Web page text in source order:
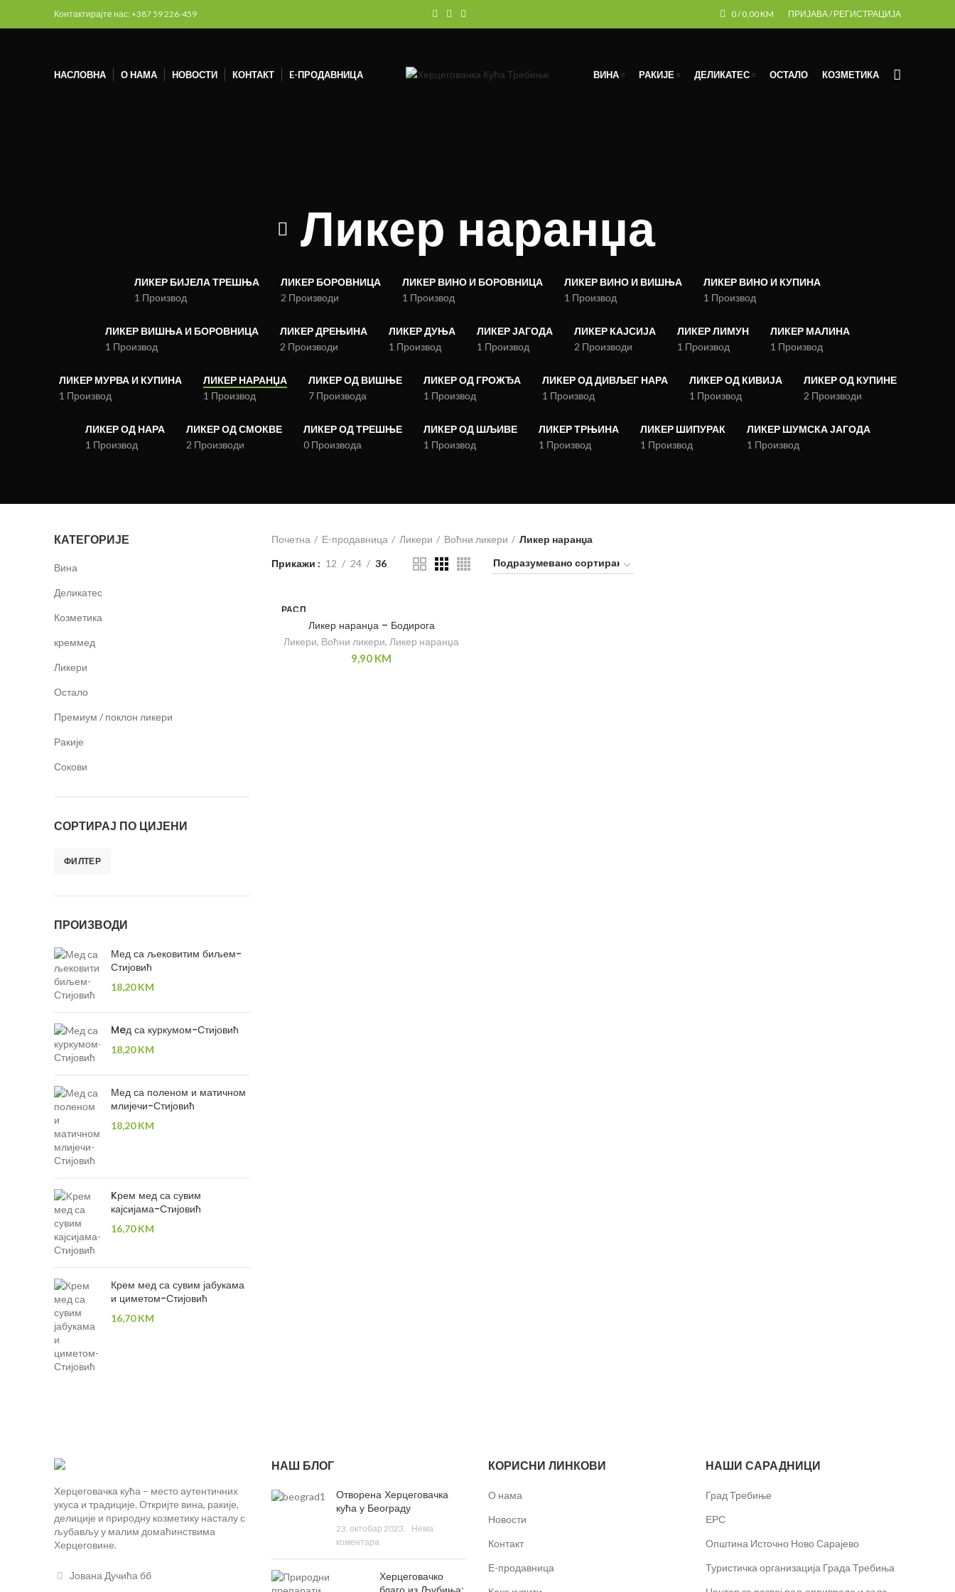
Контактирајте нас: +387 59 226-459 0/ 0,00KM ПРИЈАВА / РЕГИСТРАЦИЈА
НАСЛОВНА О НАМА НОВОСТИ КОНТАКТ E-ПРОДАВНИЦА ВИНА РАКИЈЕ ДЕЛИКАТЕС ОСТАЛО КОЗМЕТИКА
Ликер наранџа
ЛИКЕР БИЈЕЛА ТРЕШЊА
1 Производ
ЛИКЕР БОРОВНИЦА
2 Производи
ЛИКЕР ВИНО И БОРОВНИЦА
1 Производ
ЛИКЕР ВИНО И ВИШЊА
1 Производ
ЛИКЕР ВИНО И КУПИНА
1 Производ
ЛИКЕР ВИШЊА И БОРОВНИЦА
1 Производ
ЛИКЕР ДРЕЊИНА
2 Производи
ЛИКЕР ДУЊА
1 Производ
ЛИКЕР ЈАГОДА
1 Производ
ЛИКЕР КАЈСИЈА
2 Производи
ЛИКЕР ЛИМУН
1 Производ
ЛИКЕР МАЛИНА
1 Производ
ЛИКЕР МУРВА И КУПИНА
1 Производ
ЛИКЕР НАРАНЏА
1 Производ
ЛИКЕР ОД ВИШЊЕ
7 Производа
ЛИКЕР ОД ГРОЖЂА
1 Производ
ЛИКЕР ОД ДИВЉЕГ НАРА
1 Производ
ЛИКЕР ОД КИВИЈА
1 Производ
ЛИКЕР ОД КУПИНЕ
2 Производи
ЛИКЕР ОД НАРА
1 Производ
ЛИКЕР ОД СМОКВЕ
2 Производи
ЛИКЕР ОД ТРЕШЊЕ
0 Производа
ЛИКЕР ОД ШЉИВЕ
1 Производ
ЛИКЕР ТРЊИНА
1 Производ
ЛИКЕР ШИПУРАК
1 Производ
ЛИКЕР ШУМСКА ЈАГОДА
1 Производ
КАТЕГОРИЈЕ
Вина
Деликатес
Козметика
креммед
Ликери
Остало
Премиум / поклон ликери
Ракије
Сокови
СОРТИРАЈ ПО ЦИЈЕНИ
ФИЛТЕР
ПРОИЗВОДИ
Мед са љековитим биљем-
Стијовић
18,20KM
Meд са куркумом-Стијовић
18,20KM
Мед са поленом и матичном
млијечи-Стијовић
18,20KM
Kрем мед са сувим
кајсијама-Стијовић
16,70KM
Крем мед са сувим јабукама
и циметом-Стијовић
16,70KM
Почетна Е-продавница Ликери Воћни ликери
Ликер наранџа
Прикажи
12 24 36
РАСП
Ликер наранџа – Бодирога
Ликери, Воћни ликери, Ликер наранџа
9,90 KM
Херцеговачка кућа – место аутентичних
укуса и традиције. Откријте вина, ракије,
делиције и природну козметику насталу с
љубављу у малим домаћинствима
Херцеговине.
Јована Дучића бб
НАШ БЛОГ
Отворена Херцеговачка
кућа у Београду
23. октобар 2023.
Нема
коментара
Херцеговачко
КОРИСНИ ЛИНКОВИ
О нама
Новости
Контакт
Е-продавница
НАШИ САРАДНИЦИ
Град Требиње
ЕРС
Општина Источно Ново Сарајево
Туристичка организација Града Требиња